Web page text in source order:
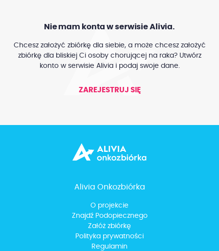
Nie mam konta w serwisie Alivia.
Chcesz założyć zbiórkę dla siebie, a może chcesz założyć
zbiórkę dla bliskiej Ci osoby chorującej na raka? Utwórz
konto w serwisie Alivia i podaj swoje dane.
ZAREJESTRUJ SIĘ
Alivia Onkozbiórka
O projekcie
Znajdź Podopiecznego
Załóż zbiórkę
Polityka prywatności
Regulamin